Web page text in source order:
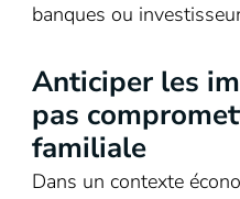
banques ou
Anticiper les
pas
familiale
Dans un contexte